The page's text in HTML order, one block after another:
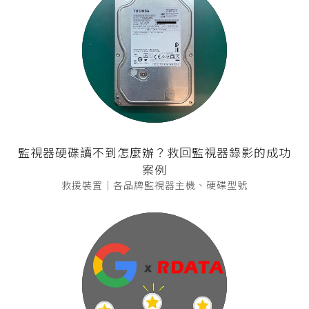
監視器硬碟讀不到怎麼辦？救回監視器錄影的成功
案例
救援裝置｜各品牌監視器主機、硬碟型號